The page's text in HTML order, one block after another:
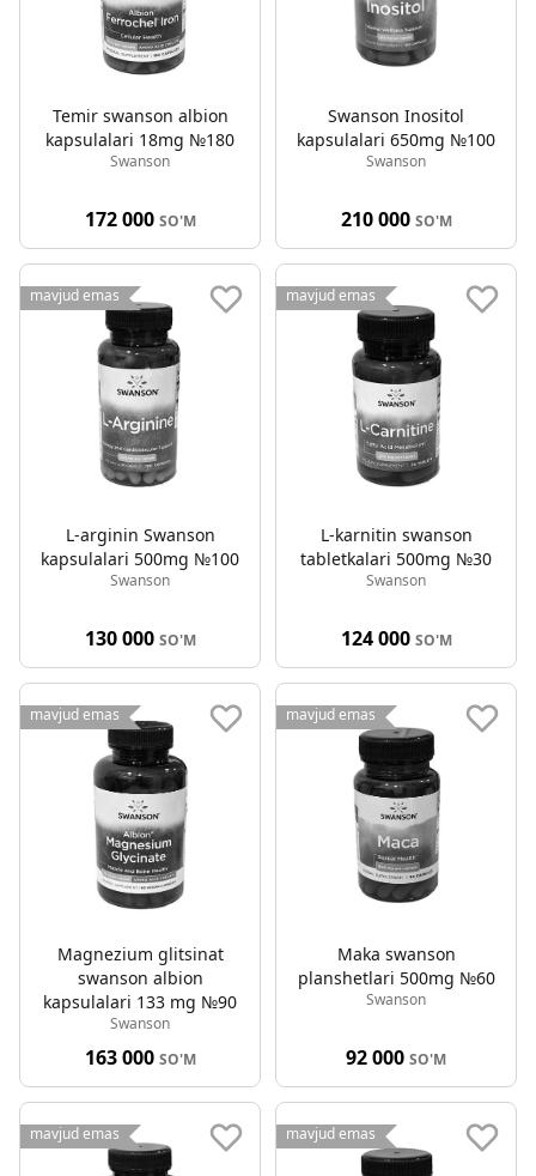
Temir swanson albion
kapsulalari 18mg №180
Swanson
172 000 SO'M
Swanson Inositol
kapsulalari 650mg №100
Swanson
210 000 SO'M
mavjud emas
L-arginin Swanson
kapsulalari 500mg №100
Swanson
130 000 SO'M
mavjud emas
L-karnitin swanson
tabletkalari 500mg №30
Swanson
124 000 SO'M
mavjud emas
Magnezium glitsinat
swanson albion
kapsulalari 133 mg №90
Swanson
163 000 SO'M
mavjud emas
Maka swanson
planshetlari 500mg №60
Swanson
92 000 SO'M
mavjud emas mavjud emas